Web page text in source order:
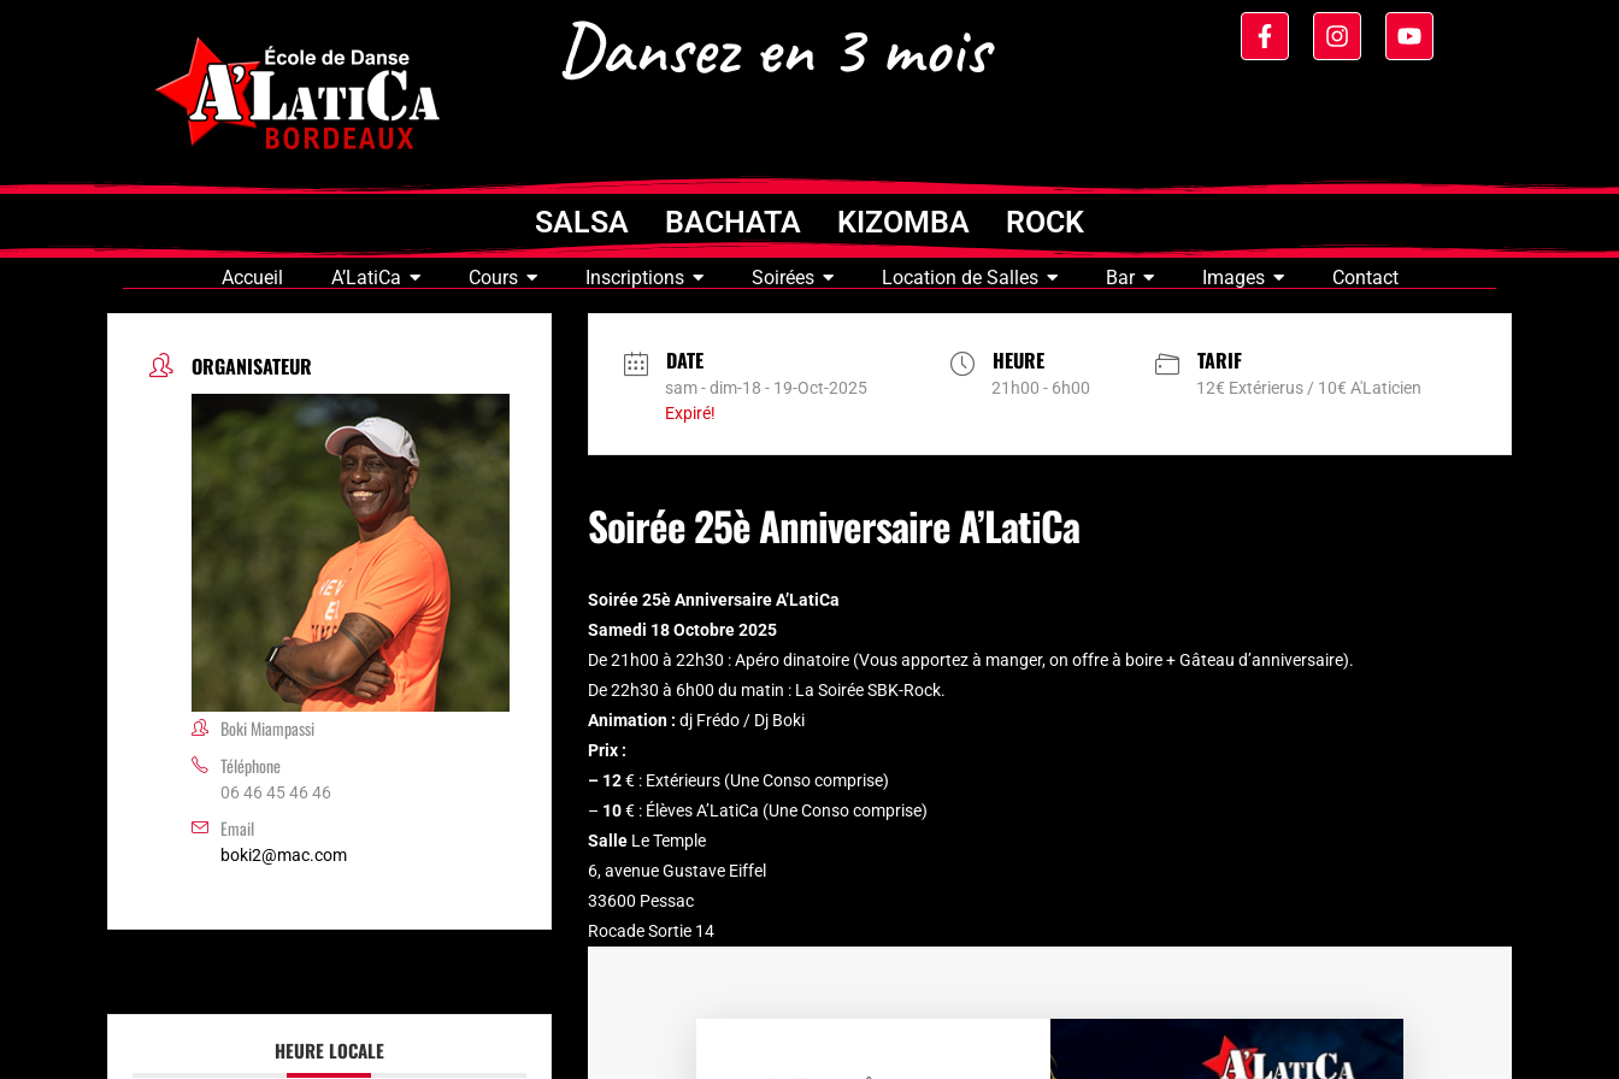
Dansez en 3 mois
SALSA BACHATA KIZOMBA ROCK
Accueil A’LatiCa Cours Inscriptions Soirées Location de Salles Bar Images Contact
ORGANISATEUR
Boki Miampassi
Téléphone
06 46 45 46 46
Email
boki2@mac.com
HEURE LOCALE
DATE
sam - dim-18 - 19-Oct-2025
Expiré!
HEURE
21h00 - 6h00
TARIF
12€ Extérierus / 10€ A'Laticien
Soirée 25è Anniversaire A’LatiCa
Soirée 25è Anniversaire A’LatiCa
Samedi 18 Octobre 2025
De 21h00 à 22h30 : Apéro dinatoire (Vous apportez à manger, on offre à boire + Gâteau d’anniversaire).
De 22h30 à 6h00 du matin : La Soirée SBK-Rock.
Animation : dj Frédo / Dj Boki
Prix :
– 12€ : Extérieurs (Une Conso comprise)
– 10€ : Élèves A’LatiCa (Une Conso comprise)
SalleLe Temple
6, avenue Gustave Eiffel
33600 Pessac
Rocade Sortie 14